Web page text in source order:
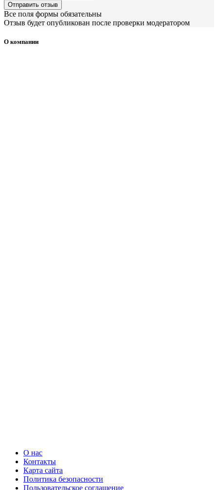
Отправить отзыв
Все поля формы обязательны
Отзыв будет опубликован после проверки модератором
О компании
О нас
Контакты
Карта сайта
Политика безопасности
Пользовательское соглашение